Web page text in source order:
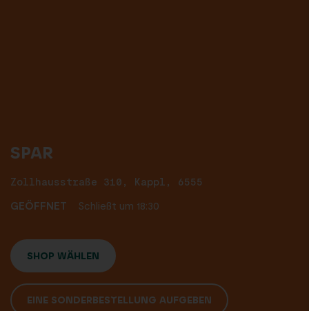
SPAR
Zollhausstraße 310, Kappl, 6555
GEÖFFNET
Schließt um 18:30
SHOP WÄHLEN
EINE SONDERBESTELLUNG AUFGEBEN